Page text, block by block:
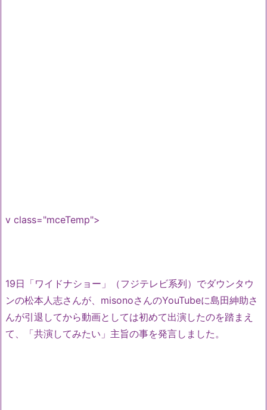
v class="mceTemp">
19日「ワイドナショー」（フジテレビ系列）でダウンタウ
ンの松本人志さんが、misonoさんのYouTubeに島田紳助さ
んが引退してから動画としては初めて出演したのを踏まえ
て、「共演してみたい」主旨の事を発言しました。